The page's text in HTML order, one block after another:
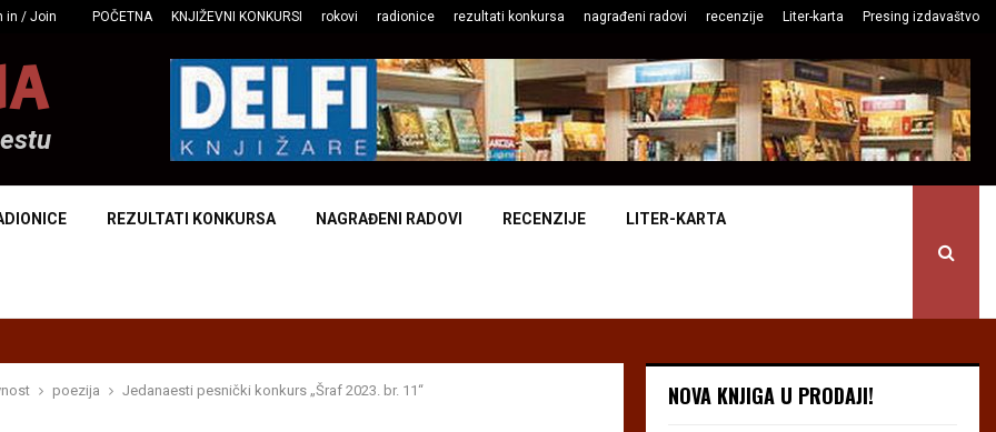
in / Join POČETNA KNJIŽEVNI KONKURSI rokovi radionice rezultati konkursa nagrađeni radovi recenzije Liter-karta Presing izdavaštvo
REZULTATI KONKURSA NAGRAĐENI RADOVI RECENZIJE LITER-KARTA
poezija Jedanaesti pesnički konkurs „Šraf 2023. br. 11“ NOVA KNJIGA U PRODAJI!